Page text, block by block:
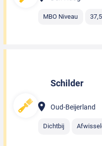
MBO Niveau
Schilder
Oud-Beijerland
Dichtbij